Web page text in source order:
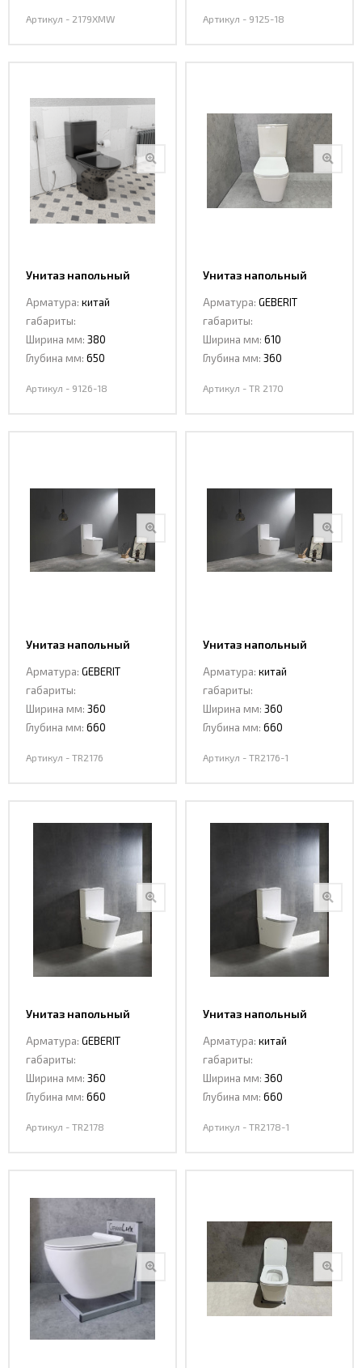
Артикул - 2179XMW Артикул - 9125-18
Унитаз напольный
Арматура: китай
габариты:
Ширина мм: 380
Глубина мм: 650
Артикул - 9126-18
Унитаз напольный
TORNADO
Арматура: GEBERIT
габариты:
Ширина мм: 610
Глубина мм: 360
Артикул - TR 2170
Унитаз напольный
TORNADO
Арматура: GEBERIT
габариты:
Ширина мм: 360
Глубина мм: 660
Артикул - TR2176
Унитаз напольный
TORNADO
Арматура: китай
габариты:
Ширина мм: 360
Глубина мм: 660
Артикул - TR2176-1
Унитаз напольный
TORNADO
Арматура: GEBERIT
габариты:
Ширина мм: 360
Глубина мм: 660
Артикул - TR2178
Унитаз напольный
TORNADO
Арматура: китай
габариты:
Ширина мм: 360
Глубина мм: 660
Артикул - TR2178-1